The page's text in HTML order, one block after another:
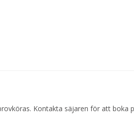
Kontakta säjaren för att boka